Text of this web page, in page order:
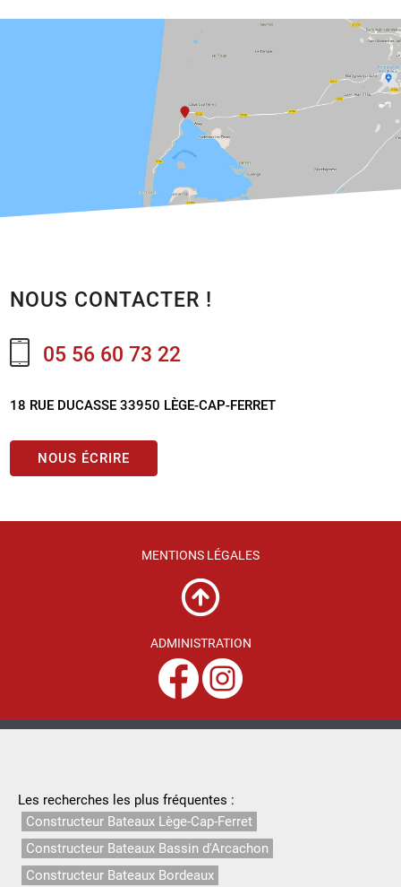
NOUS CONTACTER !
05 56 60 73 22
18 RUE DUCASSE 33950 LÈGE-CAP-FERRET
NOUS ÉCRIRE
MENTIONS LÉGALES
ADMINISTRATION
Les recherches les plus fréquentes :
Constructeur Bateaux Lège-Cap-Ferret
Constructeur Bateaux Bassin d'Arcachon
Constructeur Bateaux Bordeaux